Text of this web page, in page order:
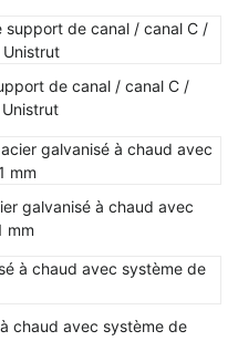
de canal / canal C /
galvanisé à chaud avec
mm
chaud avec système de